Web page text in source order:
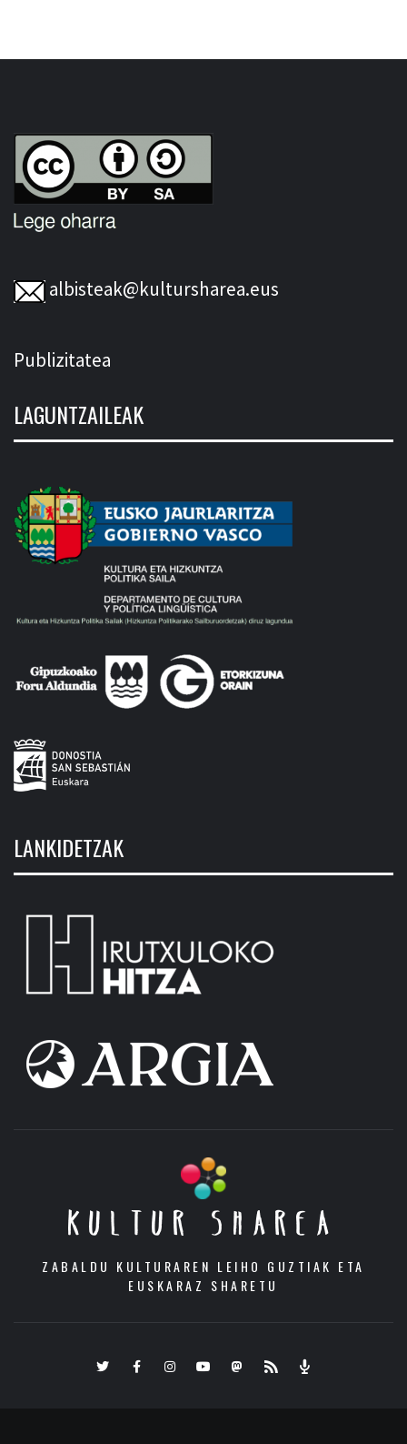
albisteak@kultursharea.eus
Publizitatea
LAGUNTZAILEAK
LANKIDETZAK
KULTUR SHAREA
ZABALDU KULTURAREN LEIHO GUZTIAK ETA
EUSKARAZ SHARETU
TwitterFacebookInstagramYoutubeMastodon.eus
RSS Podcast